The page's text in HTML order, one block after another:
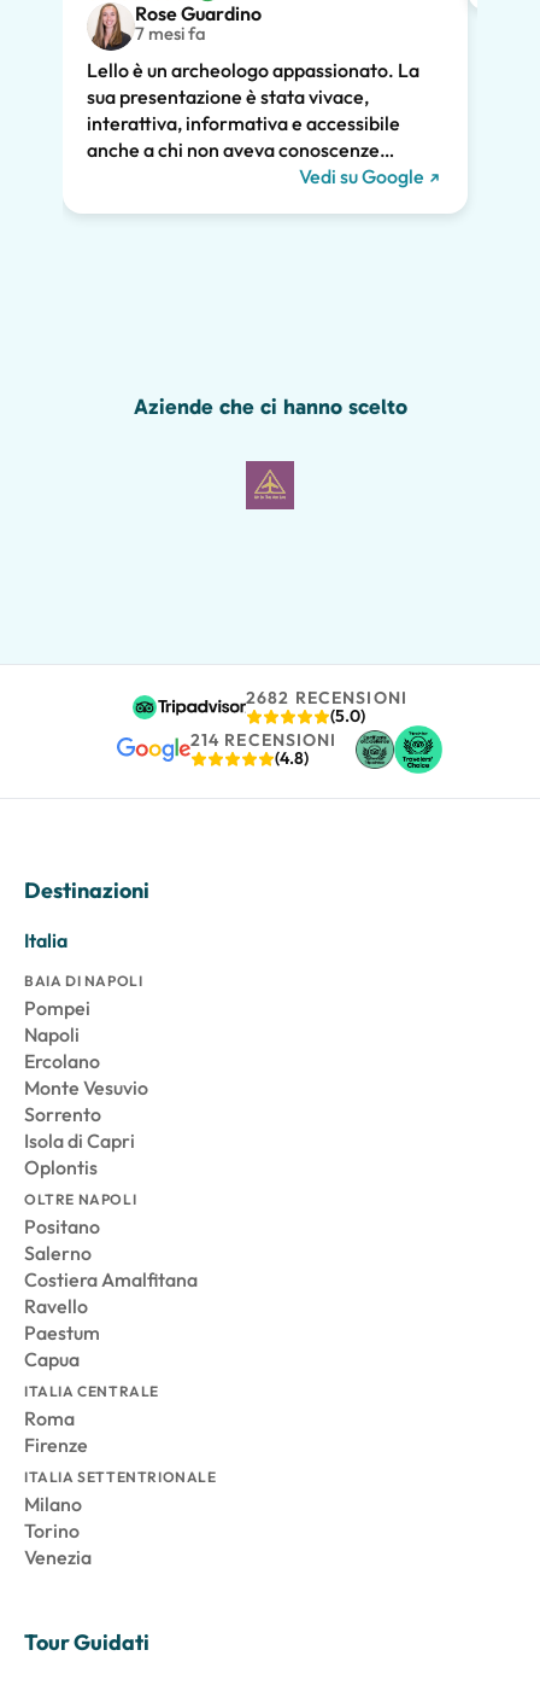
Rose Guardino
7 mesi fa
Lello è un archeologo appassionato. La
sua presentazione è stata vivace,
interattiva, informativa e accessibile
anche a chi non aveva conoscenze
pregresse. Ha trattato la storia di Pompei
Vedi su Google
Aziende che ci hanno scelto
2682 RECENSIONI
(5.0)
214 RECENSIONI
(4.8)
Destinazioni
Italia
BAIA DI NAPOLI
Pompei
Napoli
Ercolano
Monte Vesuvio
Sorrento
Isola di Capri
Oplontis
OLTRE NAPOLI
Positano
Salerno
Costiera Amalfitana
Ravello
Paestum
Capua
ITALIA CENTRALE
Roma
Firenze
ITALIA SETTENTRIONALE
Milano
Torino
Venezia
Tour Guidati